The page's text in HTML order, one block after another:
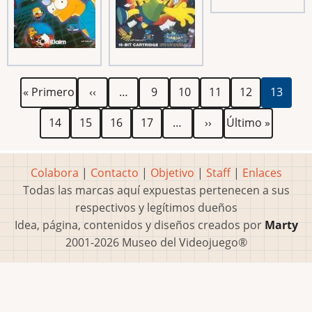
Paginación
Primera
página
« Primero
anterior
‹‹ … Página
9 Página
10 Página
11 Página
12
Página
actual
13
Página
14 Página
15 Página
16 Página
17 …
Siguiente
página
››
Última
página
Último »
Colabora | Contacto | Objetivo | Staff| Enlaces
Todas las marcas aquí expuestas pertenecen a sus
respectivos y legítimos dueños
Idea, página, contenidos y diseños creados por Marty
2001-2026 Museo del Videojuego®